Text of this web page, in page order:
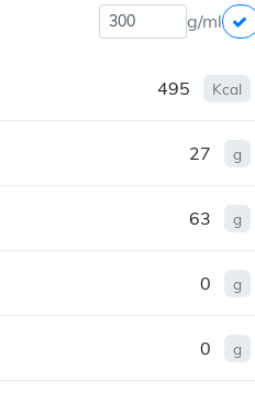
g/ml
495 Kcal
27 g
63 g
0 g
0 g